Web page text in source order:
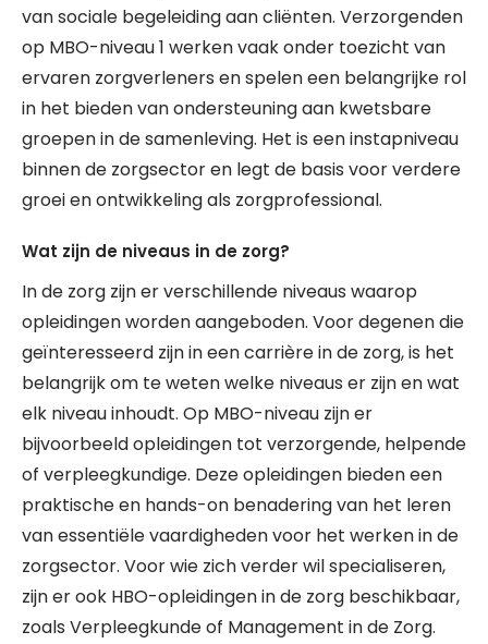
van sociale begeleiding aan cliënten. Verzorgenden
op MBO-niveau 1 werken vaak onder toezicht van
ervaren zorgverleners en spelen een belangrijke rol
in het bieden van ondersteuning aan kwetsbare
groepen in de samenleving. Het is een instapniveau
binnen de zorgsector en legt de basis voor verdere
groei en ontwikkeling als zorgprofessional.
Wat zijn de niveaus in de zorg?
In de zorg zijn er verschillende niveaus waarop
opleidingen worden aangeboden. Voor degenen die
geïnteresseerd zijn in een carrière in de zorg, is het
belangrijk om te weten welke niveaus er zijn en wat
elk niveau inhoudt. Op MBO-niveau zijn er
bijvoorbeeld opleidingen tot verzorgende, helpende
of verpleegkundige. Deze opleidingen bieden een
praktische en hands-on benadering van het leren
van essentiële vaardigheden voor het werken in de
zorgsector. Voor wie zich verder wil specialiseren,
zijn er ook HBO-opleidingen in de zorg beschikbaar,
zoals Verpleegkunde of Management in de Zorg.